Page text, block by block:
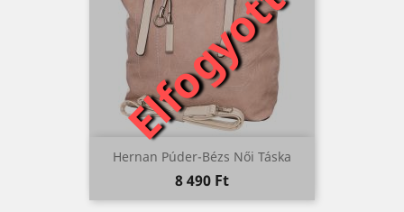
Elfogyott
Hernan Púder-Bézs Női Táska
Ár
8 490 Ft